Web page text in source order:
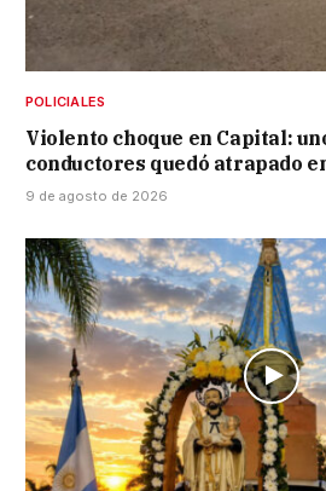
POLICIALES
Violento choque en Capital:
conductores quedó atrapado
9 de agosto de 2026